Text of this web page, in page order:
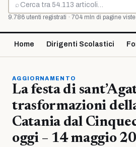
⌕
Cerca
9.786 utenti registrati · 704 mln di pagine viste
Home Dirigenti Scolastici
AGGIORNAMENTO
La festa di
trasformazioni
Catania dal
oggi – 14 maggio